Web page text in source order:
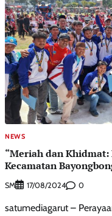
NEWS
“Meriah dan Khidmat:
Kecamatan
SM 17/08/2024 0
satumediagarut –